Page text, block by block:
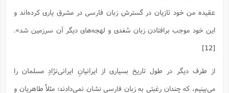
عقیده من خود تازیان در گسترش زبان فارسى در مشرق یارى کرده‌اند و
این خود موجب برافتادن زبان سُغدى و لهجه‌هاى دیگر آن سرزمین شد».
از طرف دیگر در طول تاریخ بسیارى از ایرانیانِ ایرانى‌نژادِ مسلمان را
مى‌بینیم، که چندان رغبتى به زبان فارسى نشان نمى‌دادند؛ مثلاً طاهریان و